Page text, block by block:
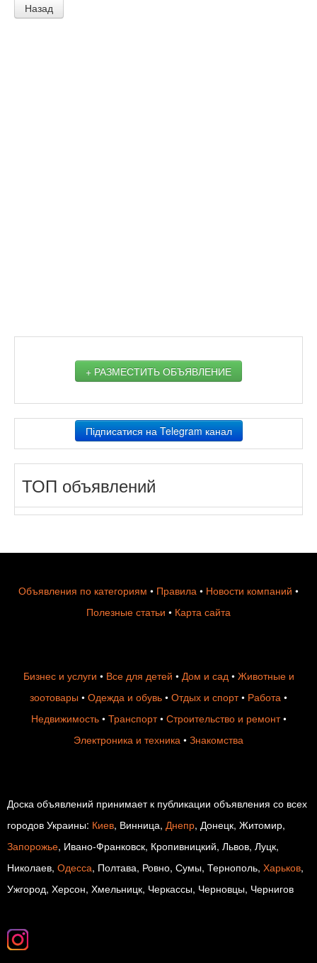
Назад
+ РАЗМЕСТИТЬ ОБЪЯВЛЕНИЕ
Підписатися на Telegram канал
ТОП объявлений
Объявления по категориям • Правила • Новости компаний •
Полезные статьи • Карта сайта
Бизнес и услуги • Все для детей • Дом и сад• Животные и
зоотовары • Одежда и обувь • Отдых и спорт• Работа •
Недвижимость• Транспорт• Строительство и ремонт•
Электроника и техника • Знакомства
Доска объявлений принимает к публикации объявления со всех
городов Украины: Киев, Винница, Днепр, Донецк, Житомир,
Запорожье, Ивано-Франковск, Кропивницкий, Львов, Луцк,
Николаев, Одесса, Полтава, Ровно, Сумы, Тернополь, Харьков,
Ужгород, Херсон, Хмельницк, Черкассы, Черновцы, Чернигов